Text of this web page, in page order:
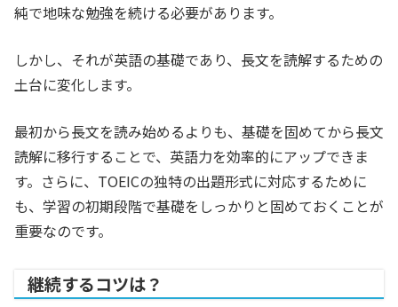
純で地味な勉強を続ける必要があります。
しかし、それが英語の基礎であり、長文を読解するための
土台に変化します。
最初から長文を読み始めるよりも、基礎を固めてから長文
読解に移行することで、英語力を効率的にアップできま
す。さらに、TOEICの独特の出題形式に対応するために
も、学習の初期段階で基礎をしっかりと固めておくことが
重要なのです。
継続するコツは？